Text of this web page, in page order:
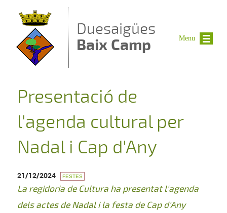
Duesaigües
Baix Camp
Presentació de
l'agenda cultural per
Nadal i Cap d'Any
21/12/2024 FESTES
La regidoria de Cultura ha presentat l'agenda
dels actes de Nadal i la festa de Cap d'Any
Menu